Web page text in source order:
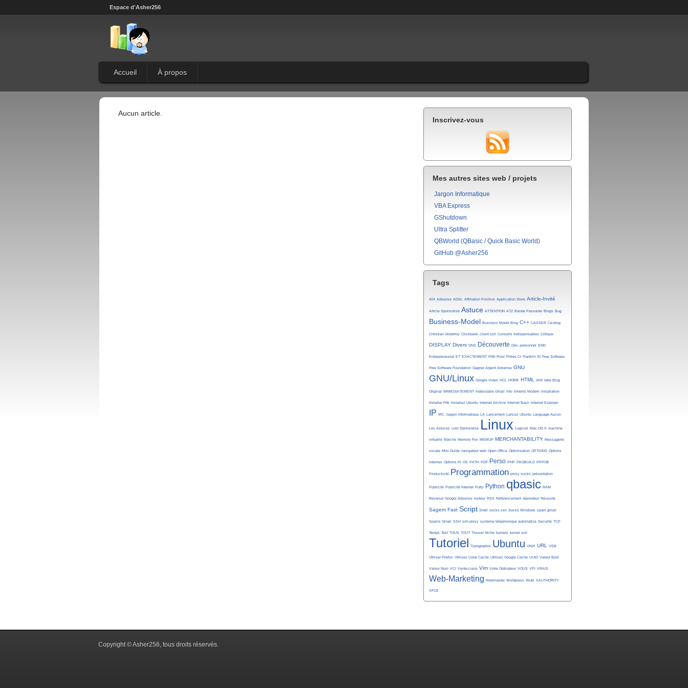
Espace d'Asher256
Accueil À propos
Aucun article.
Inscrivez-vous
Mes autres sites web / projets
Jargon Informatique
VBA Express
GShutdown
Ultra Splitter
QBWorld (QBasic / Quick Basic World)
GitHub @Asher256
Tags
404 Adsense ADSL Affiliation Positive Application Store Article-Invité
Article Sponsorisé Astuce ATTENTION ATZ Bande Passante Blogs Bug
Business-Model Business Model Blog C++ CASSER Ce-blog
Christian Godefroy Clickbank client ssh Conseils Indispensables Critique
DISPLAY Divers DNS Découverte Dév.-personnel END
Entrepreneuriat ET EXACTEMENT Fifth Floor Filtres Cr Franklin St Free Software
Free Software Foundation Gagner Argent Adsense GNU
GNU/Linux Google Video HCL HOME HTML IAM Idée Blog
Original IMMEDIATEMENT Indésirable Gmail Info Inherits Modem Installation
Installer Fltk Installez Ubuntu Internet Archive Internet Bayn Internet Explorer
IP IRC Jargon Informatique LA Lancement Lancez Ubuntu Language Aucun
Les Astuces Lien Sponsorisé Linux Logiciel Mac-OS-X machine
virtuelle Marché Memory Fox MEMUP MERCHANTABILITY Messagerie
vocale Miro Guide navigateur web Open Office Optimisation OPTIONS Options
Internes Options Pr OS PATH PDF Perso PHP PKGBUILD PPPOE
Productivité Programmation proxy socks présentation
Publicité Publicité Internet Putty Python qbasic RAM
Revenus Google Adsense routeur RSS Référencement répondeur Réussite
Sagem Fast Script Shell socks ssh Socks Windows spam gmail
Spams Gmail SSH ssh proxy système téléphonique automatisé Sécurité TCP
Temps Test TOUS TOUT Trouver Niche tunnels tunnel ssh
Tutoriel Typographie Ubuntu UNIX URL USB
Utiliser Firefox Utilisez Coral Cache Utilisez Google Cache UUID Valeur Bool
Valeur Num VCI Vente-Liens Vim Votre Ordinateur VOUS VPI VRAIS
Web-Marketing Webmaster Wordpress Wubi XAUTHORITY
XFCE
Copyright © Asher256, tous droits réservés.